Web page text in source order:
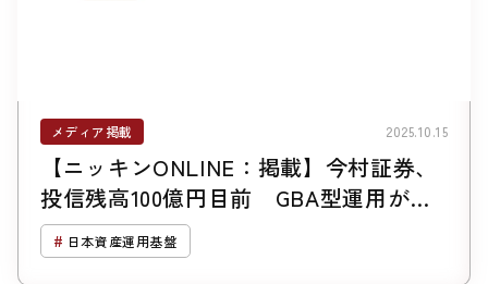
メディア掲載 2025.10.15
【ニッキンONLINE：掲載】今村証券、
投信残高100億円目前 GBA型運用が浸
透 日本資産運用基盤